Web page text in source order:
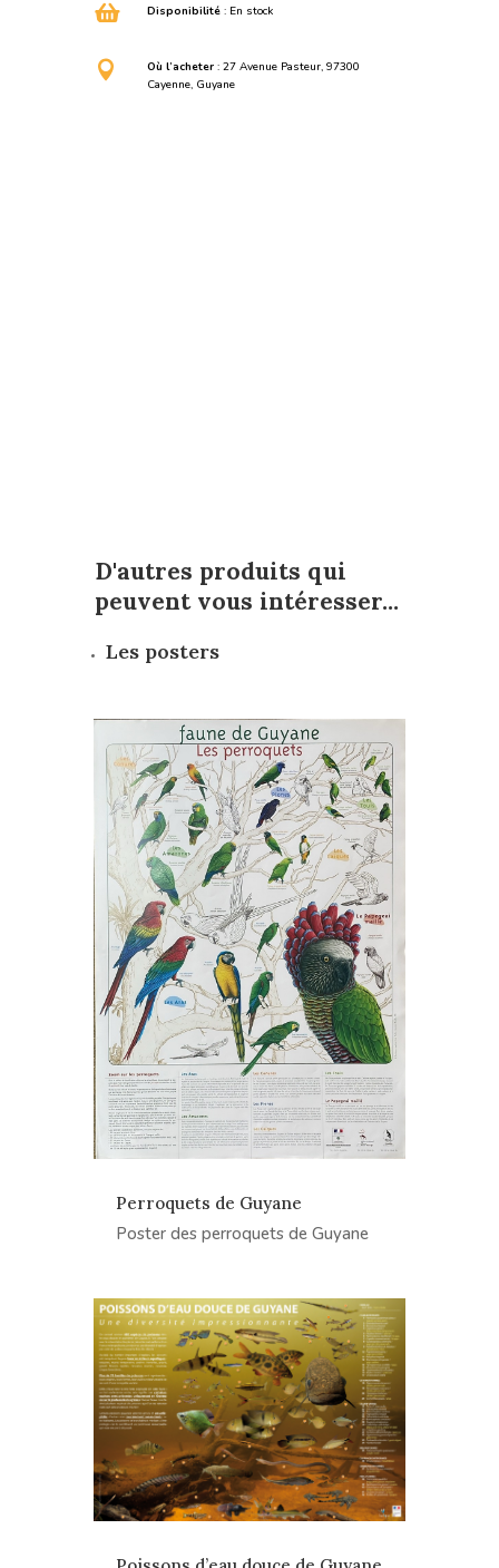
 Disponibilité: En stock
 Où l’acheter : 27 Avenue Pasteur, 97300
Cayenne, Guyane
D'autres produits qui
peuvent vous intéresser...
Les posters
Perroquets de Guyane
Poster des perroquets de Guyane